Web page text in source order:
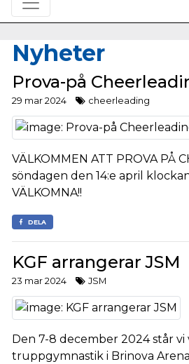
Nyheter
Prova-på
29 mar 2024 cheerleading
VÄLKOMMEN ATT PROVA PÅ
söndagen den 14:e april klockan
VÄLKOMNA!!
DELA
KGF arrangerar JSM
23 mar 2024 JSM
Den 7-8 december 2024 står vi
truppgymnastik i Brinova